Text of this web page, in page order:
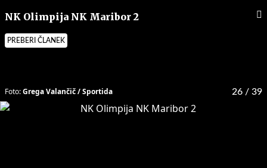
NK Olimpija NK Maribor 2
PREBERI ČLANEK
26 / 39
Foto:Grega Valančič / Sportida